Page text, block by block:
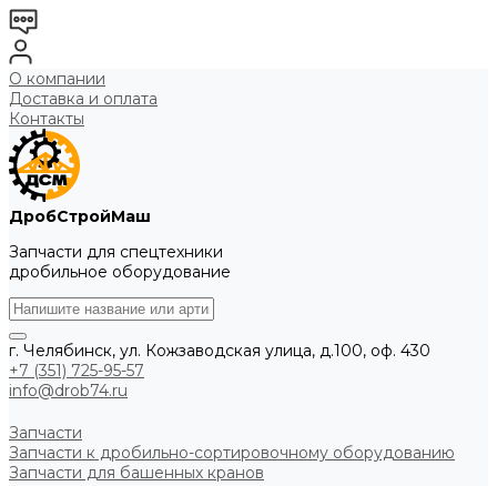
О компании
Доставка и оплата
Контакты
ДробСтройМаш
Запчасти для спецтехники
дробильное оборудование
г. Челябинск, ул. Кожзаводская улица, д.100, оф. 430
+7 (351) 725-95-57
info@drob74.ru
Запчасти
Запчасти к дробильно-сортировочному оборудованию
Запчасти для башенных кранов